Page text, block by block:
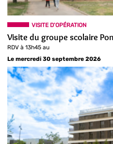
VISITE D'OPÉRATION
Visite du groupe scolaire
RDV à 13h45 au
Le mercredi 30 septembre 2026